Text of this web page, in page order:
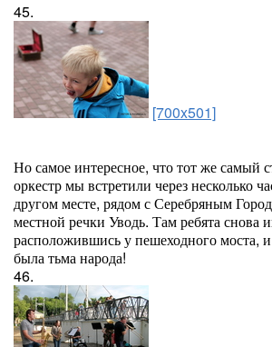
45.
[700x501]
Но самое интересное, что тот же самый
оркестр мы встретили через несколько
другом месте, рядом с Серебряным
местной речки Уводь. Там ребята снова
расположившись у пешеходного моста,
была тьма народа!
46.